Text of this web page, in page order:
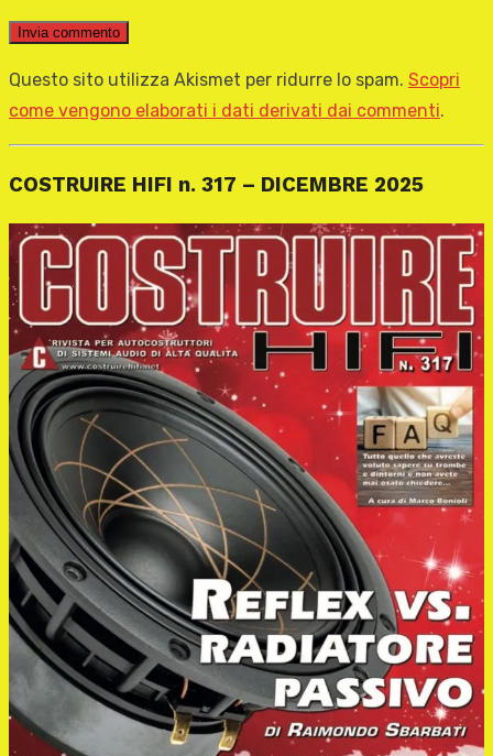
Questo sito utilizza Akismet per ridurre lo spam. Scopri
come vengono elaborati i dati derivati dai commenti.
COSTRUIRE HIFI n. 317 – DICEMBRE 2025